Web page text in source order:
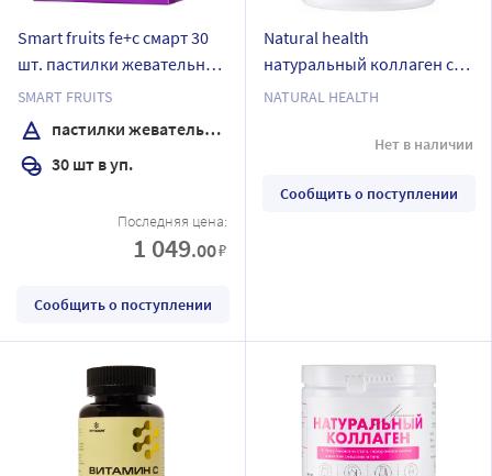
Smart fruits fe+c смарт 30
шт. пастилки жевательные
массой 2,5 г
SMART FRUITS
пастилки жевательные
30 шт в уп.
Последняя цена:
1 049.00₽
Сообщить о поступлении
Natural health
натуральный коллаген со
вкусом вишни желе массой
NATURAL HEALTH
Нет в наличии
Сообщить о поступлении